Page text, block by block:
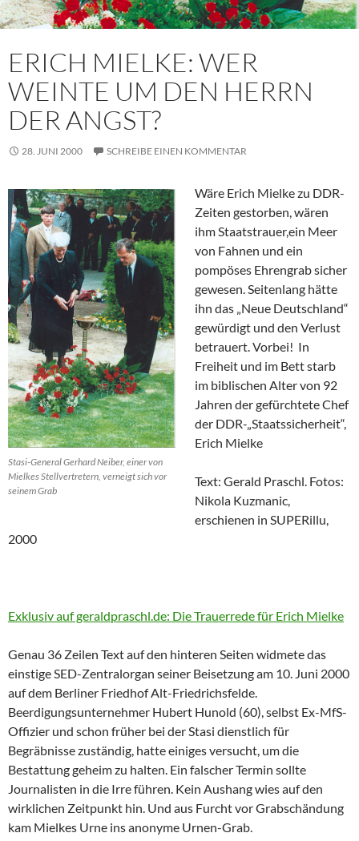
ERICH MIELKE: WER
WEINTE UM DEN HERRN
DER ANGST?
28. JUNI 2000 SCHREIBE EINEN KOMMENTAR
Stasi-General Gerhard Neiber, einer von
Mielkes Stellvertretern, verneigt sich vor
seinem Grab
Wäre Erich Mielke zu DDR-
Zeiten gestorben, wären
ihm Staatstrauer,ein Meer
von Fahnen und ein
pompöses Ehrengrab sicher
gewesen. Seitenlang hätte
ihn das „Neue Deutschland“
gewürdigt und den Verlust
betrauert. Vorbei! In
Freiheit und im Bett starb
im biblischen Alter von 92
Jahren der gefürchtete Chef
der DDR-„Staatssicherheit“,
Erich Mielke
Text: Gerald Praschl. Fotos:
Nikola Kuzmanic,
erschienen in SUPERillu,
2000
Exklusiv auf geraldpraschl.de: Die Trauerrede für Erich Mielke
Genau 36 Zeilen Text auf den hinteren Seiten widmete das
einstige SED-Zentralorgan seiner Beisetzung am 10. Juni 2000
auf dem Berliner Friedhof Alt-Friedrichsfelde.
Beerdigungsunternehmer Hubert Hunold (60), selbst Ex-MfS-
Offizier und schon früher bei der Stasi dienstlich für
Begräbnisse zuständig, hatte einiges versucht, um die
Bestattung geheim zu halten. Ein falscher Termin sollte
Journalisten in die Irre führen. Kein Aushang wies auf den
wirklichen Zeitpunkt hin. Und aus Furcht vor Grabschändung
kam Mielkes Urne ins anonyme Urnen-Grab.